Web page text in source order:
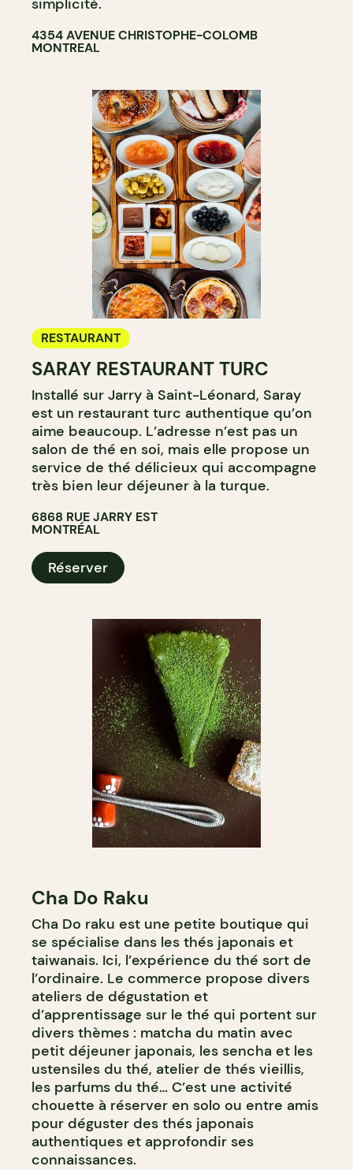
simplicité.
4354 AVENUE CHRISTOPHE-COLOMB
MONTREAL
RESTAURANT
SARAY RESTAURANT TURC
Installé sur Jarry à Saint-Léonard, Saray
est un restaurant turc authentique qu’on
aime beaucoup. L’adresse n’est pas un
salon de thé en soi, mais elle propose un
service de thé délicieux qui accompagne
très bien leur déjeuner à la turque.
6868 RUE JARRY EST
MONTRÉAL
Réserver
Cha Do Raku
Cha Do raku est une petite boutique qui
se spécialise dans les thés japonais et
taiwanais. Ici, l’expérience du thé sort de
l’ordinaire. Le commerce propose divers
ateliers de dégustation et
d’apprentissage sur le thé qui portent sur
divers thèmes : matcha du matin avec
petit déjeuner japonais, les sencha et les
ustensiles du thé, atelier de thés vieillis,
les parfums du thé… C’est une activité
chouette à réserver en solo ou entre amis
pour déguster des thés japonais
authentiques et approfondir ses
connaissances.